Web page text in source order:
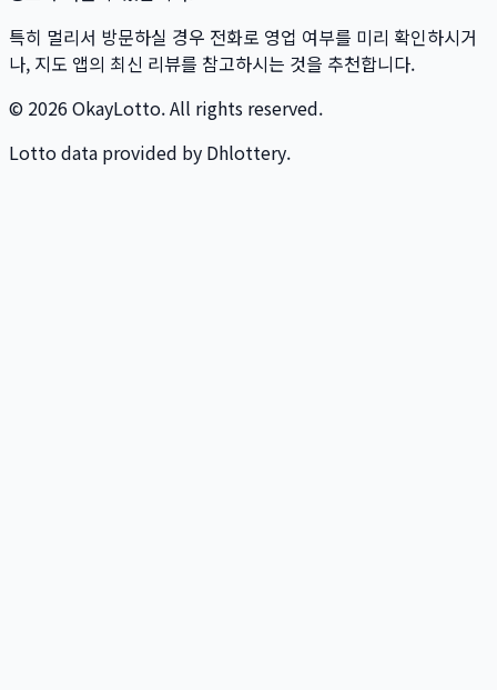
특히 멀리서 방문하실 경우 전화로 영업 여부를 미리 확인하시거
나, 지도 앱의 최신 리뷰를 참고하시는 것을 추천합니다.
© 2026 OkayLotto. All rights reserved.
Lotto data provided by Dhlottery.